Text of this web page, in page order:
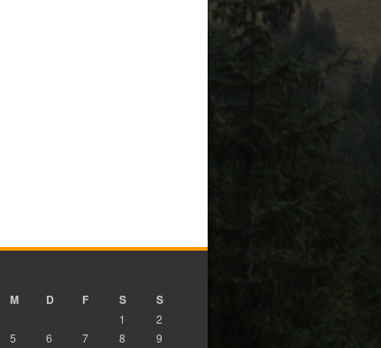
M D F S S
1
2
5 6 7 8
9